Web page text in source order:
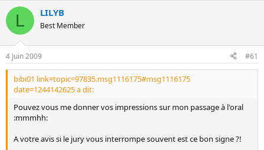
t
e
u
r
d
e
l
a
d
s
c
s
d
d
b
u
t
L LILYB
Best Member
4 Juin 2009 #61
bibi01 link=topic=97835.msg1116175#msg1116175
date=1244142625 a dit:
Pouvez vous me donner vos impressions sur mon passage à l'oral
:mmmhh:
A votre avis si le jury vous interrompe souvent est ce bon signe ?!